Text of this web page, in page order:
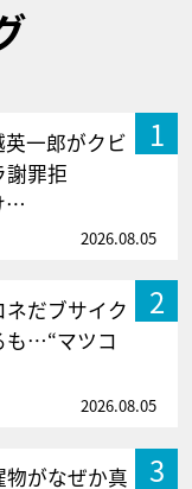
1
一郎がクビ
謝罪拒
…
2026.08.05
2
だブサイク
も…“マツコ
2026.08.05
3
がなぜか真